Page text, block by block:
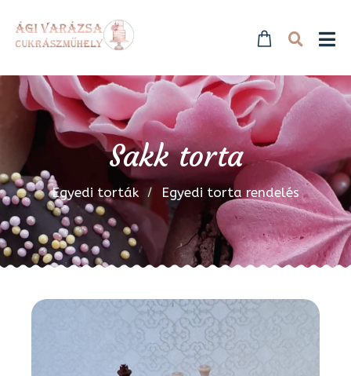
Sakk torta
Egyedi torták Egyedi torta rendelés